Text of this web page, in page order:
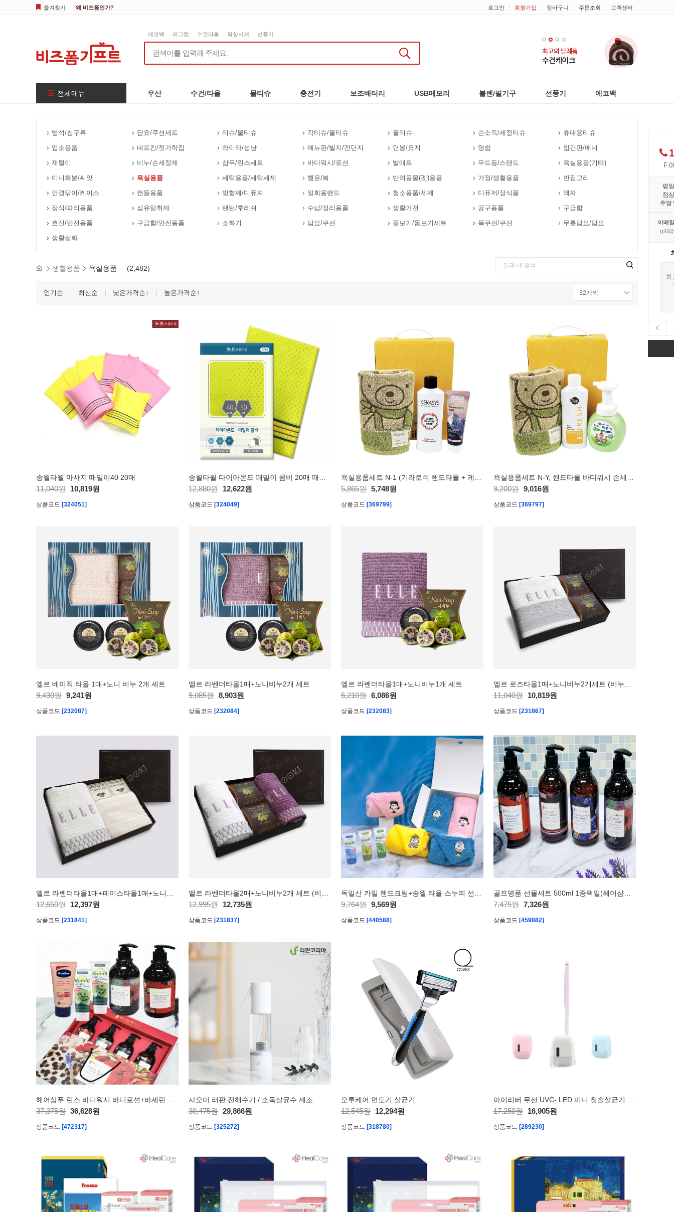
즐겨찾기 왜 비즈폼인가? 로그인 회원가입 장바구니 주문조회 고객센터
에코백 머그컵 수건타올 탁상시계 선풍기
1 2 3 4
전체메뉴 우산 수건/타올 물티슈 충전기 보조배터리 USB메모리 볼펜/필기구 선풍기 에코백
평일
점심
주말
이메
최
방석/침구류 담요/쿠션세트 티슈/물티슈 각티슈/물티슈 물티슈 손소독/세정티슈
휴대용티슈
업소용품
네프킨/젓가락집 라이타/성냥 메뉴판/빌지/전단지 면봉/요지 명함
입간판/배너
재털이
비누/손세정제 샴푸/린스세트 바디워시/로션 발매트 무드등/스탠드
욕실용품(기타)
미니화분/씨앗
욕실용품 세탁용품/세탁세제 행운/복 반려동물(펫)용품 가정/생활용품
반짇고리
안경닦이/케이스
캔들용품 방향제/디퓨져 일회용밴드 청소용품/세제 디퓨저/장식품
액자
장식/파티용품
섬유탈취제 랜턴/후레쉬 수납/정리용품 생활가전 공구용품
구급함
호신/안전용품
구급함/안전용품 소화기 담요/쿠션 돋보기/돋보기세트 목쿠션/쿠션
무릎담요/담요
생활잡화
생활용품 욕실용품 (2,482)
인기순 최신순 낮은가격순↓ 높은가격순↑
송월타월 마사지 때밀이40 20매
11,040원 10,819원
상품코드 [324051]
12,880원 12,622원
상품코드 [324049]
5,865원 5,748원
상품코드 [369799]
9,200원 9,016원
상품코드 [369797]
엘르 베이직 타올 1매+노니 비누 2개 세트
9,430원 9,241원
상품코드 [232087]
엘르 라벤더타올1매+노니비누2개 세트
9,085원 8,903원
상품코드 [232084]
엘르 라벤더타올1매+노니비누1개 세트
6,210원 6,086원
상품코드 [232083]
11,040원 10,819원
상품코드 [231867]
12,650원 12,397원
상품코드 [231841]
12,995원 12,735원
상품코드 [231837]
9,764원 9,569원
상품코드 [440588]
7,475원 7,326원
상품코드 [459882]
37,375원 36,628원
상품코드 [472317]
샤오미 러판 전해수기 / 소독살균수 제조
30,475원 29,866원
상품코드 [325272]
오투케어 면도기 살균기
12,545원 12,294원
상품코드 [318780]
17,250원 16,905원
상품코드 [289230]